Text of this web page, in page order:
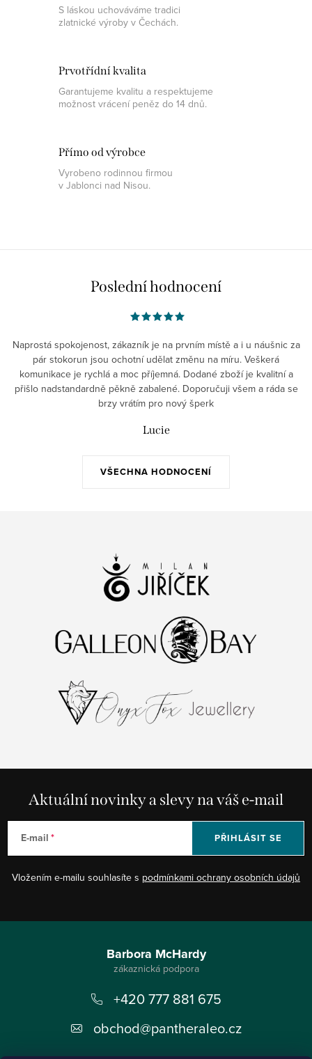
S láskou uchováváme tradici
zlatnické výroby v Čechách.
Prvotřídní kvalita
Garantujeme kvalitu a respektujeme
možnost vrácení peněz do 14 dnů.
Přímo od výrobce
Vyrobeno rodinnou firmou
v Jablonci nad Nisou.
Poslední hodnocení
VŠECHNA HODNOCENÍ
Naprostá spokojenost, zákazník je na prvním místě a i u náušnic za
pár stokorun jsou ochotní udělat změnu na míru. Veškerá
komunikace je rychlá a moc příjemná. Dodané zboží je kvalitní a
přišlo nadstandardně pěkně zabalené. Doporučuji všem a ráda se
brzy vrátím pro nový šperk
Lucie
Aktuální novinky a slevy na váš e-mail
E-mail
Vložením e-mailu souhlasíte s podmínkami ochrany osobních údajů
PŘIHLÁSIT SE
Barbora McHardy
+420 777 881 675
obchod@pantheraleo.cz